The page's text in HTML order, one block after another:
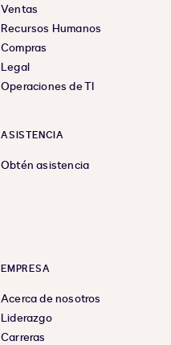
Ventas
Recursos Humanos
Compras
Legal
Operaciones de TI
ASISTENCIA
Obtén asistencia
EMPRESA
Acerca de nosotros
Liderazgo
Carreras